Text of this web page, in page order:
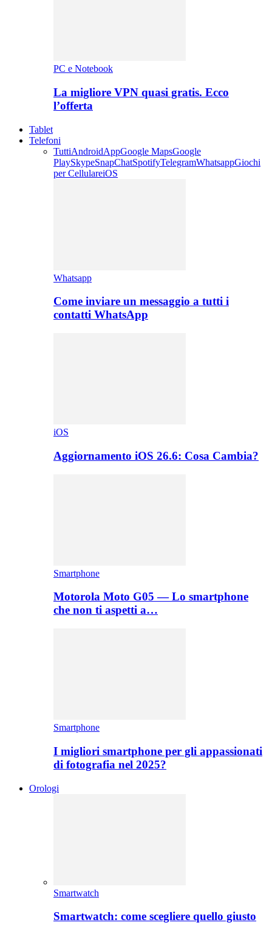
PC e Notebook
La migliore VPN quasi gratis. Ecco
l’offerta
Tablet
Telefoni
TuttiAndroidAppGoogle MapsGoogle
PlaySkypeSnapChatSpotifyTelegramWhatsappGiochi
per CellulareiOS
Whatsapp
Come inviare un messaggio a tutti i
contatti WhatsApp
iOS
Aggiornamento iOS 26.6: Cosa Cambia?
Smartphone
Motorola Moto G05 — Lo smartphone
che non ti aspetti a…
Smartphone
I migliori smartphone per gli appassionati
di fotografia nel 2025?
Orologi
Smartwatch
Smartwatch: come scegliere quello giusto